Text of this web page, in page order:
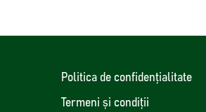
Politica de confidenţialitate
Termeni și condiții